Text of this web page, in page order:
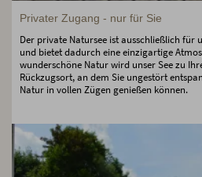
Privater Zugang - nur für Sie
Der private Natursee ist ausschließlich für
und bietet dadurch eine einzigartige
wunderschöne Natur wird unser See zu
Rückzugsort, an dem Sie ungestört
Natur in vollen Zügen genießen können.